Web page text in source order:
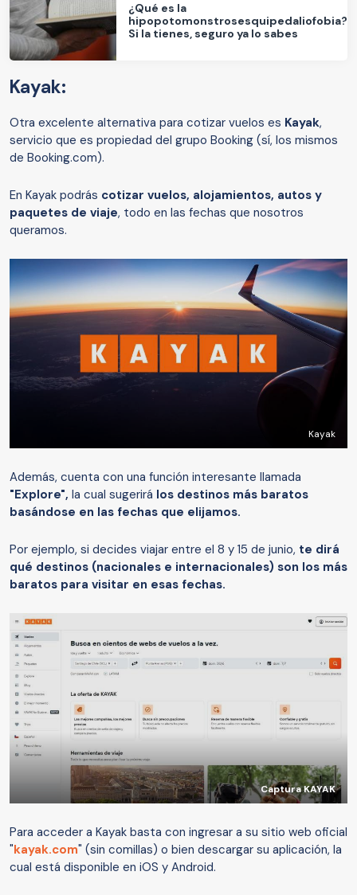
¿Qué es la
hipopotomonstrosesquipedaliofobia?
Si la tienes, seguro ya lo sabes
Kayak:
Otra excelente alternativa para cotizar vuelos es Kayak,
servicio que es propiedad del grupo Booking (sí, los mismos
de Booking.com).
En Kayak podrás cotizar vuelos, alojamientos, autos y
paquetes de viaje, todo en las fechas que nosotros
queramos.
Kayak
Además, cuenta con una función interesante llamada
"Explore", la cual sugerirá los destinos más baratos
basándose en las fechas que elijamos.
Por ejemplo, si decides viajar entre el 8 y 15 de junio, te dirá
qué destinos (nacionales e internacionales) son los más
baratos para visitar en esas fechas.
Captura KAYAK
Para acceder a Kayak basta con ingresar a su sitio web oficial
"kayak.com" (sin comillas) o bien descargar su aplicación, la
cual está disponible en iOS y Android.